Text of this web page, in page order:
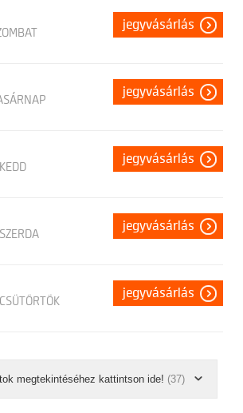
jegyvásárlás
jegyvásárlás
KEDD
jegyvásárlás
SZERDA
jegyvásárlás
CSÜTÖRTÖK
jegyvásárlás
megtekintéséhez kattintson ide! (37)